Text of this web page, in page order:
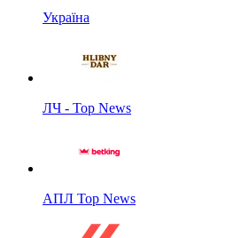
Україна
ЛЧ - Top News
АПЛ Top News